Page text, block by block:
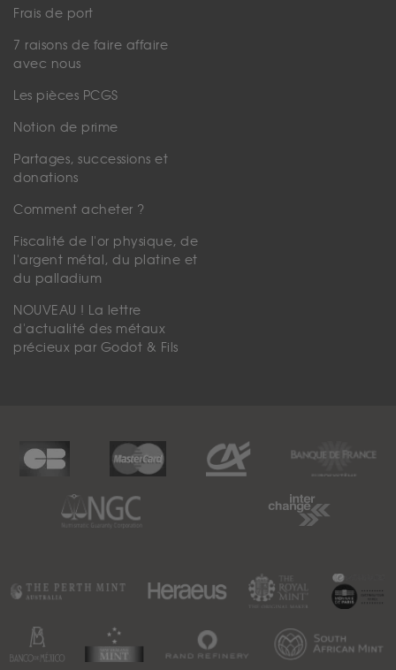
Frais de port
7 raisons de faire affaire
avec nous
Les pièces PCGS
Notion de prime
Partages, successions et
donations
Comment acheter ?
Fiscalité de l'or physique, de
l'argent métal, du platine et
du palladium
NOUVEAU ! La lettre
d'actualité des métaux
précieux par Godot & Fils